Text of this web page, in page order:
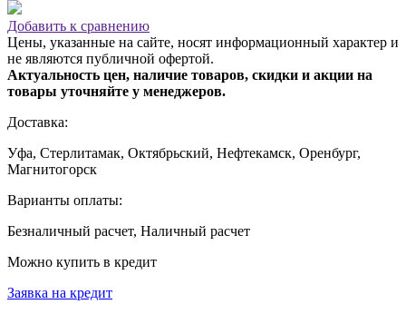
Добавить к сравнению
Цены, указанные на сайте, носят информационный характер и
не являются публичной офертой.
Актуальность цен, наличие товаров, скидки и акции на
товары уточняйте у менеджеров.
Доставка:
Уфа, Стерлитамак, Октябрьский, Нефтекамск, Оренбург,
Магнитогорск
Варианты оплаты:
Безналичный расчет, Наличный расчет
Можно купить в кредит
Заявка на кредит